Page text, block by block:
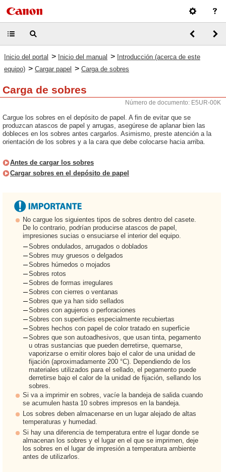
Inicio del portal > Inicio del manual > Introducción (acerca de este
equipo) > Cargar papel > Carga de sobres
Carga de sobres
Número de documento: E5UR-00K
Cargue los sobres en el depósito de papel. A fin de evitar que se
produzcan atascos de papel y arrugas, asegúrese de aplanar bien las
dobleces en los sobres antes cargarlos. Asimismo, preste atención a la
orientación de los sobres y a la cara que debe colocarse hacia arriba.
Antes de cargar los sobres
Cargar sobres en el depósito de papel
No cargue los siguientes tipos de sobres dentro del casete.
De lo contrario, podrían producirse atascos de papel,
impresiones sucias o ensuciarse el interior del equipo.
Sobres ondulados, arrugados o doblados
Sobres muy gruesos o delgados
Sobres húmedos o mojados
Sobres rotos
Sobres de formas irregulares
Sobres con cierres o ventanas
Sobres que ya han sido sellados
Sobres con agujeros o perforaciones
Sobres con superficies especialmente recubiertas
Sobres hechos con papel de color tratado en superficie
Sobres que son autoadhesivos, que usan tinta, pegamento
u otras sustancias que pueden derretirse, quemarse,
vaporizarse o emitir olores bajo el calor de una unidad de
fijación (aproximadamente 200 °C). Dependiendo de los
materiales utilizados para el sellado, el pegamento puede
derretirse bajo el calor de la unidad de fijación, sellando los
sobres.
Si va a imprimir en sobres, vacíe la bandeja de salida cuando
se acumulen hasta 10 sobres impresos en la bandeja.
Los sobres deben almacenarse en un lugar alejado de altas
temperaturas y humedad.
Si hay una diferencia de temperatura entre el lugar donde se
almacenan los sobres y el lugar en el que se imprimen, deje
los sobres en el lugar de impresión a temperatura ambiente
antes de utilizarlos.